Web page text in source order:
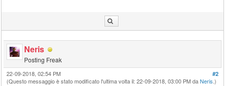
Neris
Posting Freak
#2
22-09-2018, 02:54 PM
(Questo messaggio è stato modificato l'ultima volta il: 22-09-2018, 03:00 PM daNeris .)